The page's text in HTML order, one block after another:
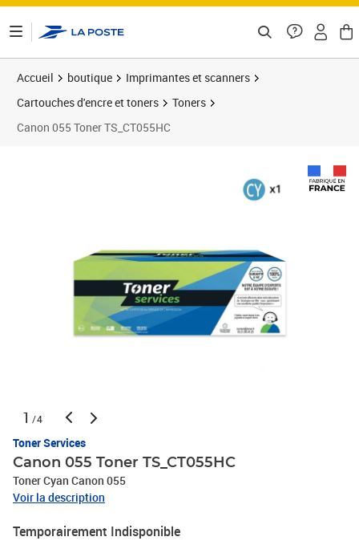
Accueil boutique
Imprimantes et scanners
Cartouches d'encre et toners
Toners
Canon 055 Toner TS_CT055HC
1 /4
Toner Services
Canon 055 Toner TS_CT055HC
Toner Cyan Canon 055
Voir la description
Temporairement Indisponible